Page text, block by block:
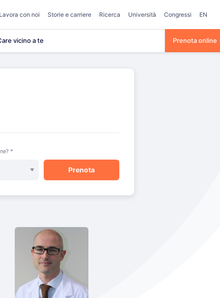
Lavora con noi Storie e carriere Ricerca Università Congressi EN
vicino a te Prenota online
*